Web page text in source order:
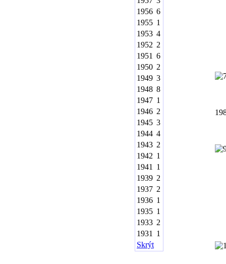
1956 6
1955 1
1953 4
1952 2
1951 6
1950 2
1949 3
1948 8
1947 1
1946 2
1945 3
1944 4
1943 2
1942 1
1941
1
1939 2
1937 2
1936 1
1935 1
1933 2
1931
1
Skrýt